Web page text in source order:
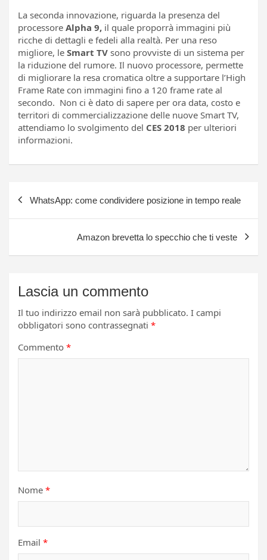
La seconda innovazione, riguarda la presenza del
processore Alpha 9, il quale proporrà immagini più
ricche di dettagli e fedeli alla realtà. Per una reso
migliore, le Smart TV sono provviste di un sistema per
la riduzione del rumore. Il nuovo processore, permette
di migliorare la resa cromatica oltre a supportare l’High
Frame Rate con immagini fino a 120 frame rate al
secondo. Non ci è dato di sapere per ora data, costo e
territori di commercializzazione delle nuove Smart TV,
attendiamo lo svolgimento del CES 2018 per ulteriori
informazioni.
WhatsApp: come condividere posizione in tempo reale
Amazon brevetta lo specchio che ti veste
Lascia un commento
Il tuo indirizzo email non sarà pubblicato. I campi
obbligatori sono contrassegnati *
Commento *
Nome *
Email *